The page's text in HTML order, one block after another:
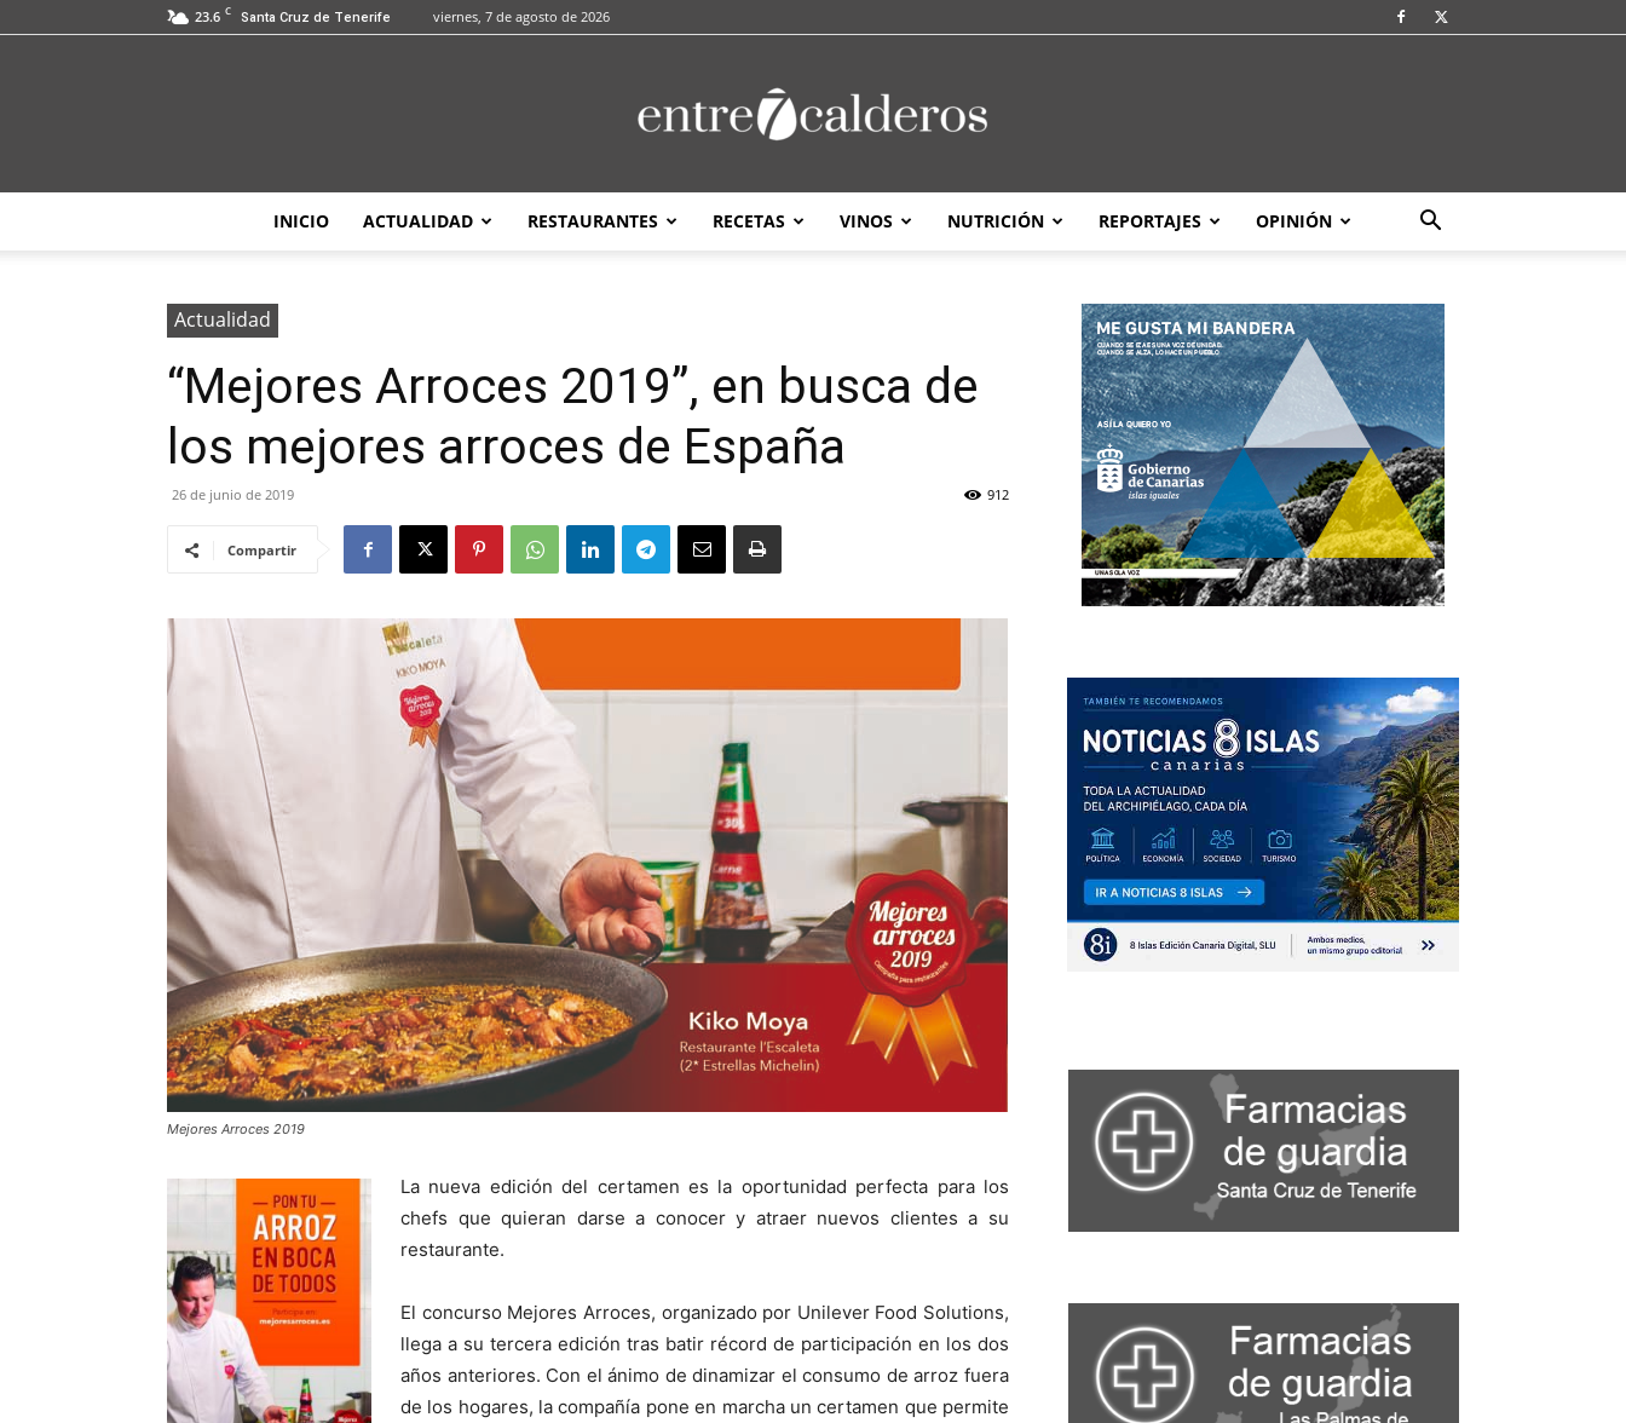
23.6 C Santa Cruz de Tenerife viernes, 7 de agosto de 2026
entre7calderos
INICIO ACTUALIDAD RESTAURANTES RECETAS VINOS NUTRICIÓN REPORTAJES OPINIÓN
Actualidad
“Mejores Arroces 2019”, en busca de
los mejores arroces de España
26 de junio de 2019 912
Compartir
Mejores Arroces 2019
La nueva edición del certamen es la oportunidad perfecta para los
chefs que quieran darse a conocer y atraer nuevos clientes a su
restaurante.
El concurso Mejores Arroces, organizado por Unilever Food Solutions,
llega a su tercera edición tras batir récord de participación en los dos
años anteriores. Con el ánimo de dinamizar el consumo de arroz fuera
de los hogares, la compañía pone en marcha un certamen que permite